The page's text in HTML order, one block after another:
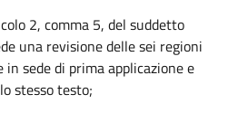
2, comma 5, del suddetto
una revisione delle sei regioni
sede di prima applicazione e
stesso testo;